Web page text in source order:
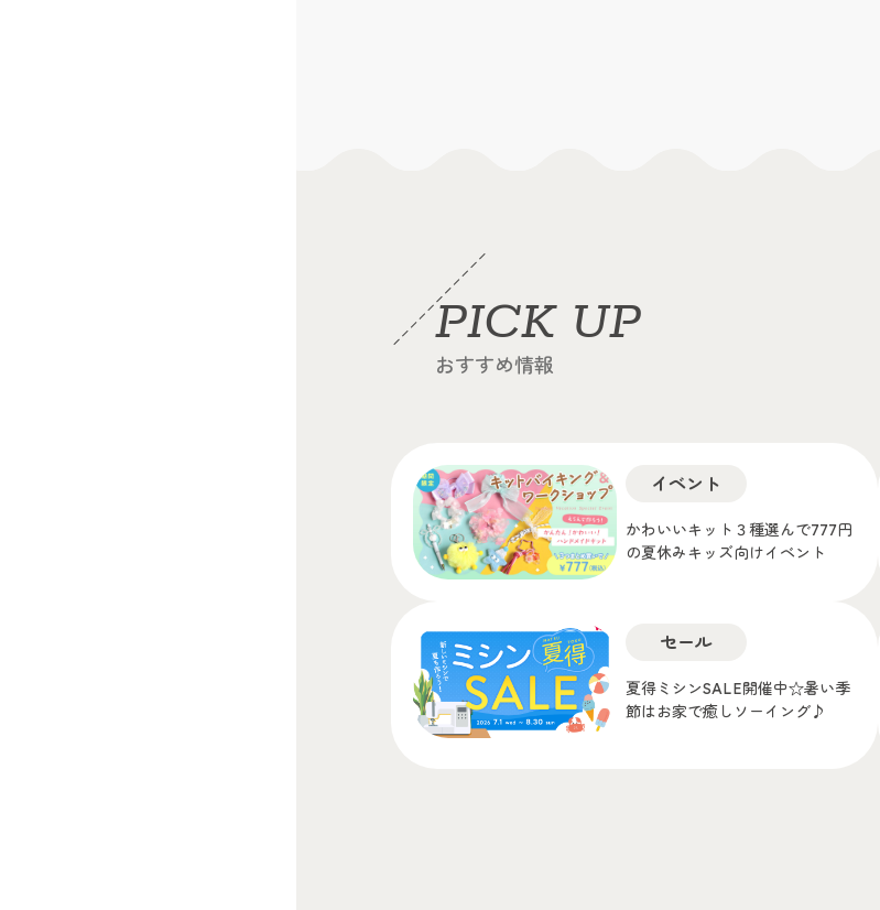
PICK UP
おすすめ情報
イベント
かわいいキット３種選んで777円
の夏休みキッズ向けイベント
セール
夏得ミシンSALE開催中☆暑い季
節はお家で癒しソーイング♪